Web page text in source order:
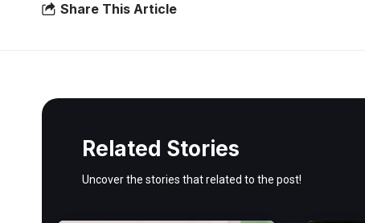
Share This Article
Related Stories
Uncover the stories that related to the post!